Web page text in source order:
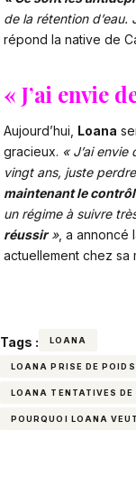
de la rétention d’eau.
répond la native de
« J’ai envie
Aujourd’hui, Loana
gracieux. « J’ai
vingt ans, juste
maintenant le
un régime à suivre
réussir», a annoncé
actuellement chez sa
Tags : LOANA
LOANA PRISE DE
LOANA TENTATIVES DE
POURQUOI LOANA